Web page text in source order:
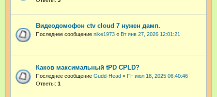
Видеодомофон ctv cloud 7 нужен дамп.
Последнее сообщение nike1973 « Вт янв 27, 2026 12:01:21
Каков максимальный tPD CPLD?
Последнее сообщение Gudd-Head « Пт июл 18, 2025 06:40:46
Ответы: 1